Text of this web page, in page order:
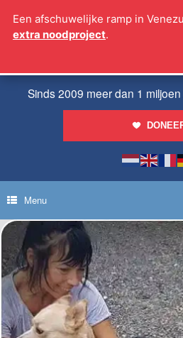
naar
Sinds 2009 meer dan 1
Menu
Een afschuwelijke ramp in
extra noodproject.